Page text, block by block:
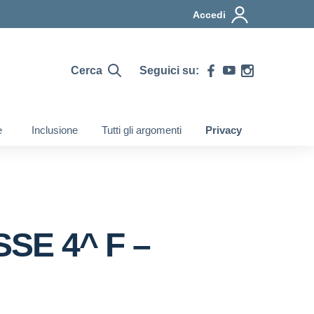
Accedi
Cerca Seguici su:
Inclusione Tutti gli argomenti Privacy
4^ F –